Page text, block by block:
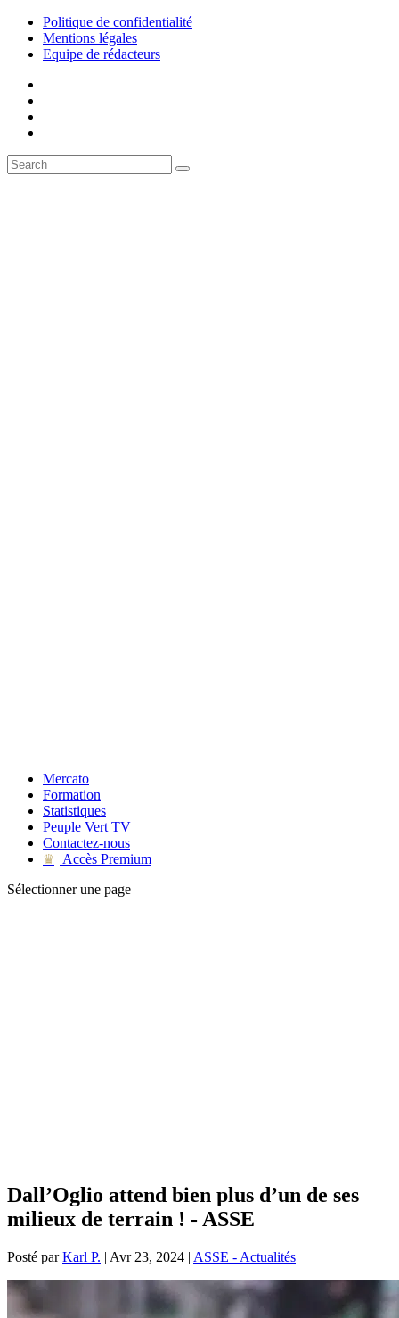
Politique de confidentialité
Mentions légales
Equipe de rédacteurs
Mercato
Formation
Statistiques
Peuple Vert TV
Contactez-nous
♛
Accès Premium
Sélectionner une page
Dall’Oglio attend bien plus d’un de ses
milieux de terrain ! - ASSE
Posté parKarl P. | Avr 23, 2024 | ASSE - Actualités